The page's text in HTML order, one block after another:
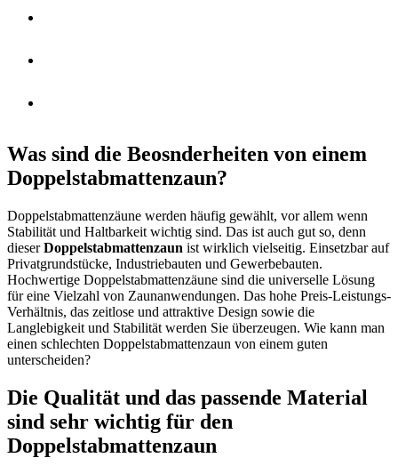
Was sind die Beosnderheiten von einem
Doppelstabmattenzaun?
Doppelstabmattenzäune werden häufig gewählt, vor allem wenn
Stabilität und Haltbarkeit wichtig sind. Das ist auch gut so, denn
dieserDoppelstabmattenzaun ist wirklich vielseitig. Einsetzbar auf
Privatgrundstücke, Industriebauten und Gewerbebauten.
Hochwertige Doppelstabmattenzäune sind die universelle Lösung
für eine Vielzahl von Zaunanwendungen. Das hohe Preis-Leistungs-
Verhältnis, das zeitlose und attraktive Design sowie die
Langlebigkeit und Stabilität werden Sie überzeugen. Wie kann man
einen schlechten Doppelstabmattenzaun von einem guten
unterscheiden?
Die Qualität und das passende Material
sind sehr wichtig für den
Doppelstabmattenzaun